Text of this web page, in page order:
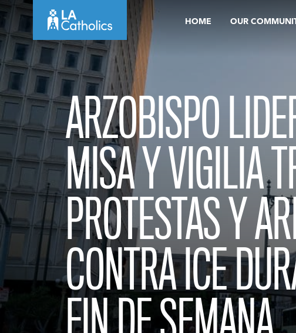
Skip
content
HOME OUR
ARZOBISPO
MISA Y VIGILIA
PROTESTAS Y
CONTRA ICE